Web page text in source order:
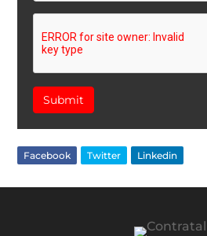
Submit
Facebook Twitter Linkedin